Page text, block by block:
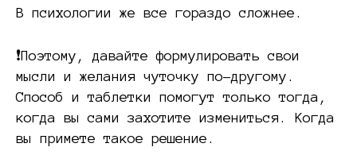
В психологии же все гораздо сложнее.
❗️Поэтому, давайте формулировать свои
мысли и желания чуточку по-другому.
Способ и таблетки помогут только тогда,
когда вы сами захотите измениться. Когда
вы примете такое решение.